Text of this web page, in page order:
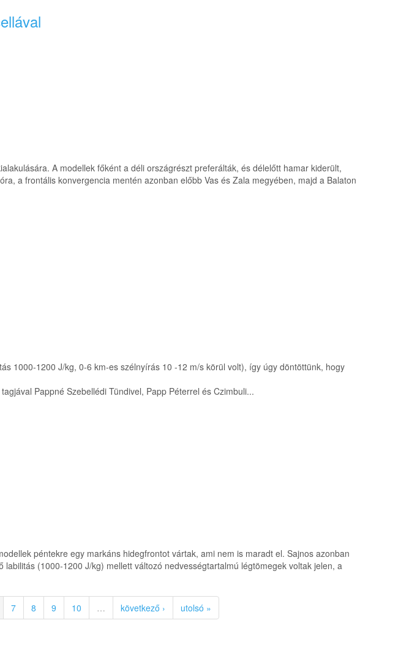
A modellek főként a déli országrészt preferálták, és délelőtt hamar kiderült,
a frontális konvergencia mentén azonban előbb Vas és Zala megyében, majd a Balaton
1000-1200 J/kg, 0-6 km-es szélnyírás 10 -12 m/s körül volt), így úgy döntöttünk, hogy
Pappné Szebellédi Tündivel, Papp Péterrel és Czimbuli...
péntekre egy markáns hidegfrontot vártak, ami nem is maradt el. Sajnos azonban
(1000-1200 J/kg) mellett változó nedvességtartalmú légtömegek voltak jelen, a
7 8 9 10 … következő › utolsó »